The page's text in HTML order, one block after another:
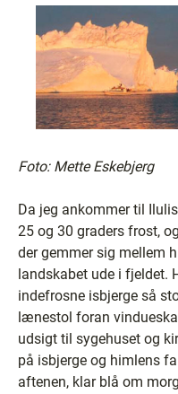
Foto: Mette Eskebjerg
Da jeg ankommer til
25 og 30 graders frost,
der gemmer sig mellem
landskabet ude i fjeldet.
indefrosne isbjerge så
lænestol foran
udsigt til sygehuset og
på isbjerge og himlens
aftenen, klar blå om